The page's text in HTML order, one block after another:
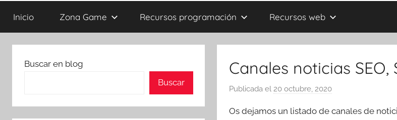
Inicio Zona Game Recursos programación Recursos web
Canales noticias SEO,
Publicada el 20 octubre, 2020p
r
Os dejamos un listado de canales de
Buscar en blog
Buscar